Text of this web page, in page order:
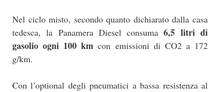
Nel ciclo misto, secondo quanto dichiarato dalla casa
tedesca, la Panamera Diesel consuma6,5 litri di
gasolio ogni 100 km con emissioni di CO2 a 172
g/km.
Con l’optional degli pneumatici a bassa resistenza al